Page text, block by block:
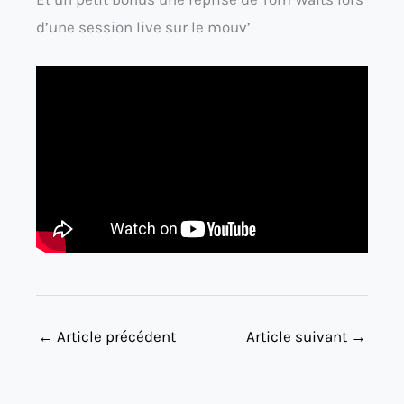
d’une session live sur le mouv’
← Article précédent Article suivant →